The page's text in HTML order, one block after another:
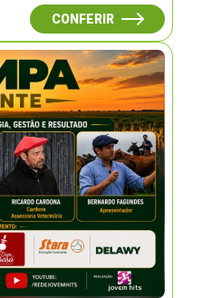
CONFERIR